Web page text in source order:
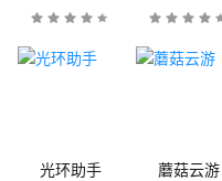
光环助手 蘑菇云游